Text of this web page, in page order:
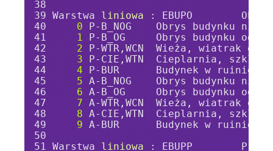
Warstwa liniowa
: EBUPO
0 P-B_NOG    Obrys budynku
1 P-B_OG     Obrys budynku
2 P-WTR,WCN  Wieża, wiatrak
3 P-CIE,WTN  Cieplarnia,
4 P-BUR      Budynek w ruinie
5 A-B_NOG    Obrys budynku
6 A-B_OG     Obrys budynku
7 A-WTR,WCN  Wieża, wiatrak
8 A-CIE,WTN  Cieplarnia,
9 A-BUR      Budynek w ruinie
Warstwa liniowa
: EBUPP